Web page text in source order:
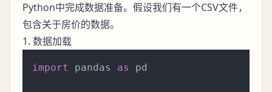
Python中完成数据准备。假设我们有一个CSV文件，
包含关于房价的数据。
1. 数据加载
import pandas as pd